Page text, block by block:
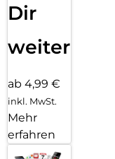
Dir
weiter
ab 4,99 €
inkl. MwSt.
Mehr
erfahren